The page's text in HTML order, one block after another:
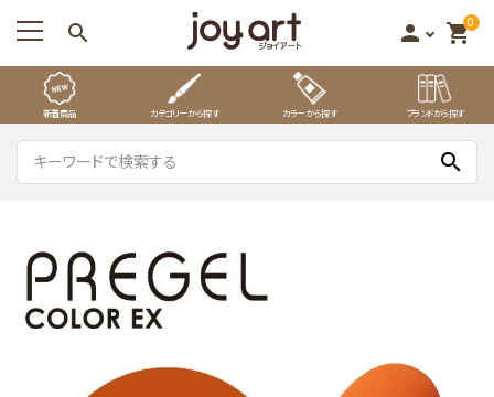
search person 0
shopping_cart
新着商品 カテゴリーから探す カラーから探す ブランドから探す
search